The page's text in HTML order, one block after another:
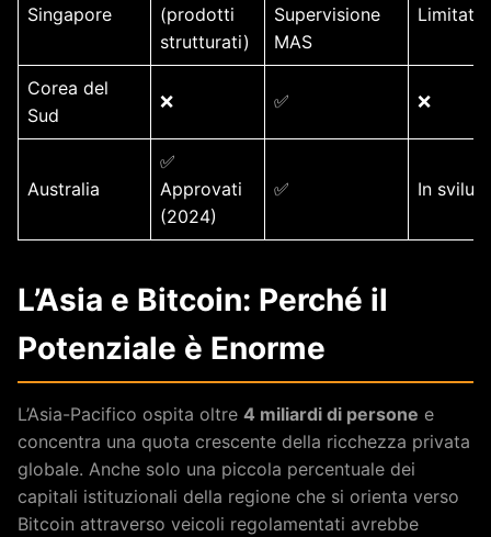
Singapore
(prodotti
strutturati)
Supervisione
MAS
Limitato
Corea del
Sud
❌ ✅ ❌
Australia
✅
Approvati
(2024)
✅ In
L’Asia e Bitcoin: Perché il
Potenziale è Enorme
L’Asia-Pacifico ospita oltre 4 miliardi di persone e
concentra una quota crescente della ricchezza privata
globale. Anche solo una piccola percentuale dei
capitali istituzionali della regione che si orienta verso
Bitcoin attraverso veicoli regolamentati avrebbe